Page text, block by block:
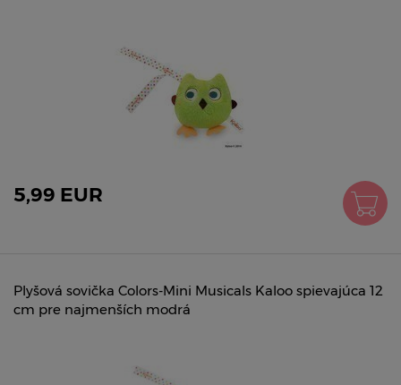
5,99 EUR
Plyšová sovička Colors-Mini Musicals Kaloo spievajúca 12
cm pre najmenších modrá